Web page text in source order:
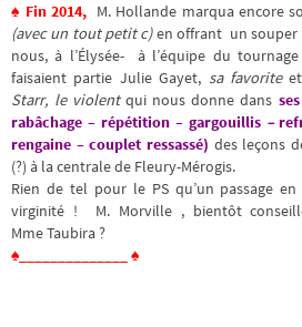
♠ Fin 2014, M. Hollande marqua encore
(avec un tout petit c)en offrant un souper
nous, à l’Élysée- à l’équipe du
faisaient partie Julie Gayet, sa favorite
Starr, le violentqui nous donne dans ses
rabâchage – répétition – gargouillis –
rengaine – couplet ressassé) des leçons
(?) à la centrale de Fleury-Mérogis.
Rien de tel pour le PS qu’un passage
virginité ! M. Morville , bientôt
Mme Taubira ?
♠______________ ♠